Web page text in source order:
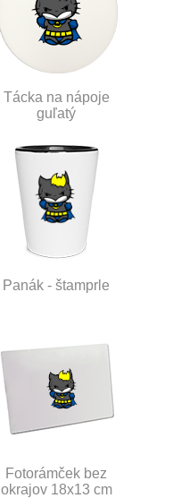
Tácka na nápoje
guľatý
Panák - štamprle
Fotorámček bez
okrajov 18x13 cm